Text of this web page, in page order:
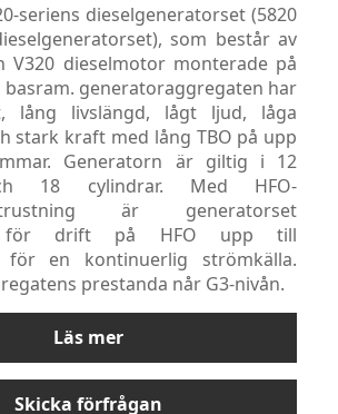
seriens dieselgeneratorset (5820
som består av
V320 dieselmotor monterade på
basram. generatoraggregaten har
lång livslängd, lågt ljud, låga
stark kraft med lång TBO på upp
Generatorn är giltig i 12
18 cylindrar. Med HFO-
är generatorset
för drift på HFO upp till
för en kontinuerlig strömkälla.
prestanda når G3-nivån.
Läs mer
Skicka förfrågan